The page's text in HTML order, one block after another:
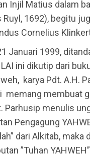
Injil Matius dalam
1692), begitu
Cornelius
Januari 1999,
ini dikutip dari
karya Pdt. A.H.
memang membuat
menulis
Pengagung
dari Alkitab, maka
”Tuhan